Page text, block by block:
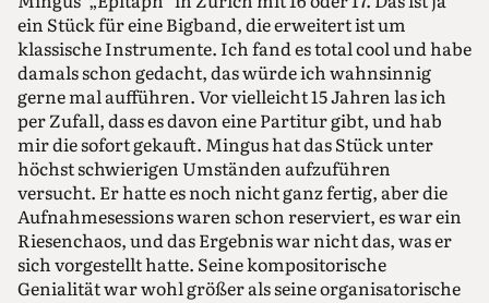
ein Stück für eine Bigband, die erweitert ist um
klassische Instrumente. Ich fand es total cool und habe
damals schon gedacht, das würde ich wahnsinnig
gerne mal aufführen. Vor vielleicht 15 Jahren las ich
per Zufall, dass es davon eine Partitur gibt, und hab
mir die sofort gekauft. Mingus hat das Stück unter
höchst schwierigen Umständen aufzuführen
versucht. Er hatte es noch nicht ganz fertig, aber die
Aufnahmesessions waren schon reserviert, es war ein
Riesenchaos, und das Ergebnis war nicht das, was er
sich vorgestellt hatte. Seine kompositorische
Genialität war wohl größer als seine organisatorische